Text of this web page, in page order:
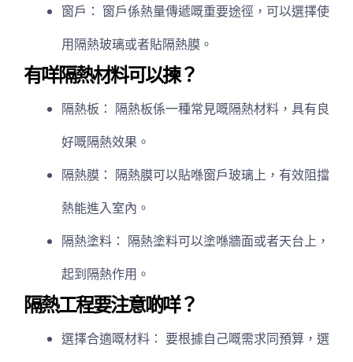
窗戶： 窗戶係熱量傳遞嘅重要途徑，可以選擇使
用隔熱玻璃或者貼隔熱膜。
有咩隔熱材料可以揀？
隔熱板： 隔熱板係一種常見嘅隔熱材料，具有良
好嘅隔熱效果。
隔熱膜： 隔熱膜可以貼喺窗戶玻璃上，有效阻擋
熱能進入室內。
隔熱塗料： 隔熱塗料可以塗喺牆面或者天台上，
起到隔熱作用。
隔熱工程要注意啲咩？
選擇合適嘅材料： 要根據自己嘅需求同預算，選